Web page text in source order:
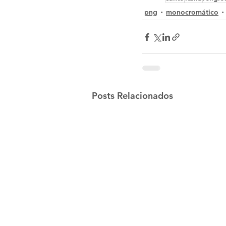
png
monocromático
Posts Relacionados